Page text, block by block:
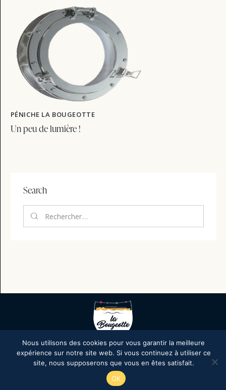
PÉNICHE LA BOUGEOTTE
Un peu de lumière !
Search
Nous utilisons des cookies pour vous garantir la meilleure
expérience sur notre site web. Si vous continuez à utiliser ce
site, nous supposerons que vous en êtes satisfait.
OK